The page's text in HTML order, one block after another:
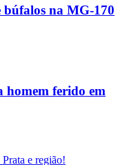
na MG-170
homem ferido em